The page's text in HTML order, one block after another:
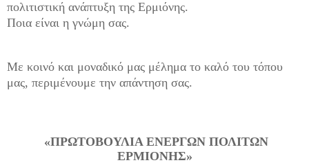
πολιτιστική ανάπτυξη της Ερμιόνης.
Ποια είναι η γνώμη σας.
Με κοινό και μοναδικό μας μέλημα το καλό του τόπου
μας, περιμένουμε την απάντηση σας.
«ΠΡΩΤΟΒΟΥΛΙΑ ΕΝΕΡΓΩΝ ΠΟΛΙΤΩΝ
ΕΡΜΙΟΝΗΣ»